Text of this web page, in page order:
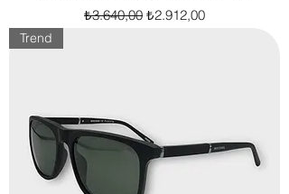
Normal Fiyat
₺3.640,00 İndirimli Fiyat
₺2.912,00
Trend